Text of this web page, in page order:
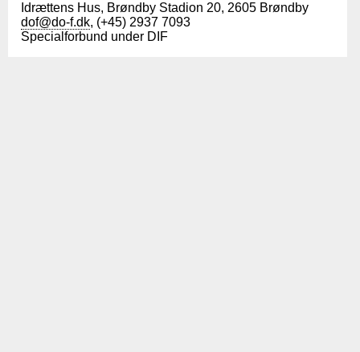
Idrættens Hus, Brøndby Stadion 20, 2605 Brøndby
dof@do-f.dk, (+45) 2937 7093
Specialforbund under DIF